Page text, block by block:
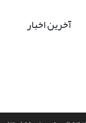
آخرین اخبار
و پیاده سازی ازسیناوب